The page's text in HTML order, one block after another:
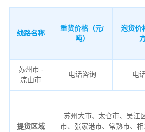
线路名称
重货价格（元/
吨）
泡货价
苏州市 -
凉山市
电话咨询 电
提货区域
苏州大市、太仓市、吴江
市、张家港市、常熟市、